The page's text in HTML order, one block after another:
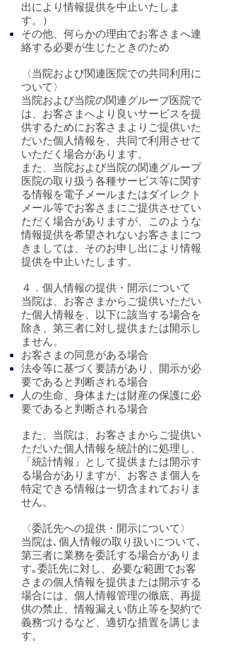
出により情報提供を中止いたしま
す。）
その他、何らかの理由でお客さまへ連
絡する必要が生じたときのため
〈当院および関連医院での共同利用に
ついて〉
当院および当院の関連グループ医院で
は、お客さまへより良いサービスを提
供するためにお客さまよりご提供いた
だいた個人情報を、共同で利用させて
いただく場合があります。
また、当院および当院の関連グループ
医院の取り扱う各種サービス等に関す
る情報を電子メールまたはダイレクト
メール等でお客さまにご提供させてい
ただく場合がありますが、このような
情報提供を希望されないお客さまにつ
きましては、そのお申し出により情報
提供を中止いたします。
４．個人情報の提供・開示について
当院は、お客さまからご提供いただい
た個人情報を、以下に該当する場合を
除き、第三者に対し提供または開示し
ません。
お客さまの同意がある場合
法令等に基づく要請があり、開示が必
要であると判断される場合
人の生命、身体または財産の保護に必
要であると判断される場合
また、当院は、お客さまからご提供い
ただいた個人情報を統計的に処理し、
「統計情報」として提供または開示す
る場合がありますが、お客さま個人を
特定できる情報は一切含まれておりま
せん。
〈委託先への提供・開示について〉
当院は､個人情報の取り扱いについて､
第三者に業務を委託する場合がありま
す｡委託先に対し、必要な範囲でお客
さまの個人情報を提供または開示する
場合には、個人情報管理の徹底、再提
供の禁止、情報漏えい防止等を契約で
義務づけるなど、適切な措置を講じま
す。